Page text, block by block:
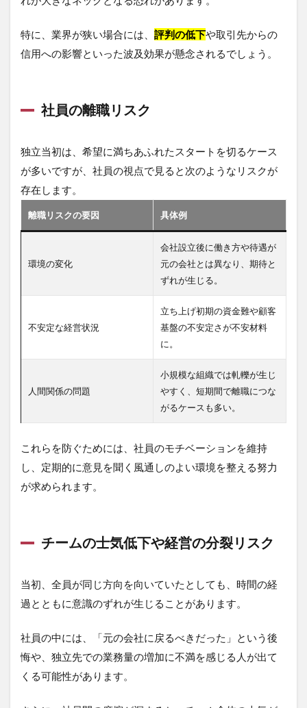
特に、業界が狭い場合には、 評判の低下や取引先からの
信用への影響といった波及効果が懸念されるでしょう。
社員の離職リスク
独立当初は、希望に満ちあふれたスタートを切るケース
が多いですが、社員の視点で見ると次のようなリスクが
存在します。
離職リスクの要因 具体例
環境の変化
会社設立後に働き方や待遇が
元の会社とは異なり、期待と
ずれが生じる。
不安定な経営状況
立ち上げ初期の資金難や顧客
基盤の不安定さが不安材料
に。
人間関係の問題
小規模な組織では軋轢が生じ
やすく、短期間で離職につな
がるケースも多い。
これらを防ぐためには、社員のモチベーションを維持
し、定期的に意見を聞く風通しのよい環境を整える努力
が求められます。
チームの士気低下や経営の分裂リスク
当初、全員が同じ方向を向いていたとしても、時間の経
過とともに意識のずれが生じることがあります。
社員の中には、「元の会社に戻るべきだった」という後
悔や、独立先での業務量の増加に不満を感じる人が出て
くる可能性があります。